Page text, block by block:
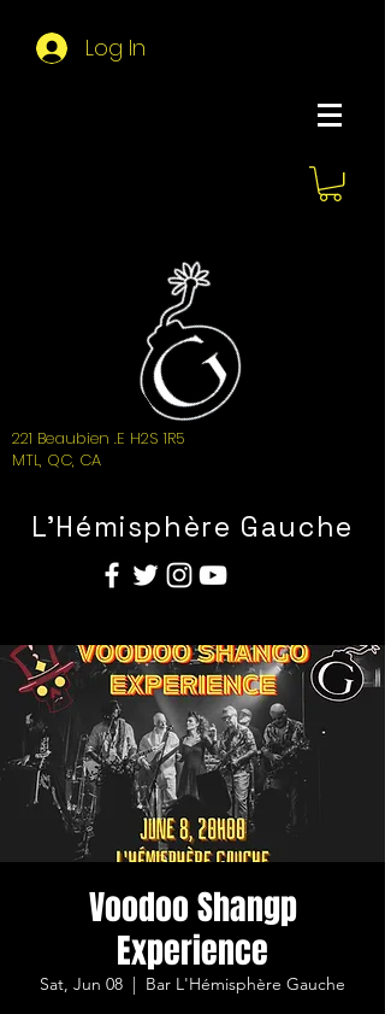
Log In
221 Beaubien .E H2S 1R5
MTL, QC, CA
L'Hémisphère Gauche
Voodoo Shangp
Experience
Sat, Jun 08 Bar L'Hémisphère Gauche